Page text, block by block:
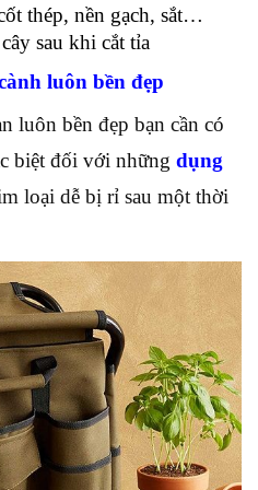
thép, nền gạch, sắt…
sau khi cắt tỉa
luôn bền đẹp
luôn bền đẹp bạn cần có
biệt đối với những dụng
loại dễ bị rỉ sau một thời